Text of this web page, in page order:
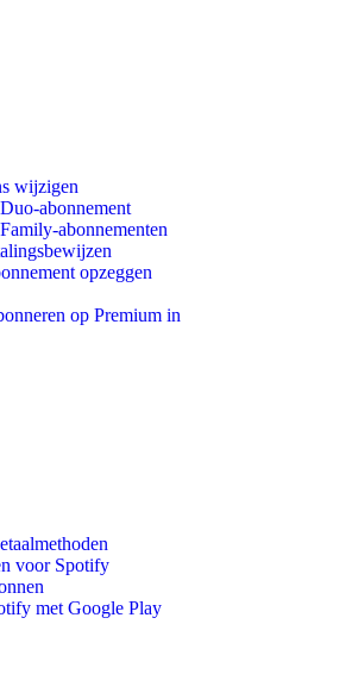
wijzigen
abonnement
abonnementen
opzeggen
op Premium in
voor Spotify
met Google Play